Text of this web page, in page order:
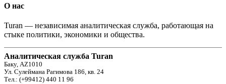
О нас
Turan — независимая аналитическая служба, работающая на
стыке политики, экономики и общества.
Аналитическая служба Turan
Баку, AZ1010
Ул. Сулеймана Рагимова 186, кв. 24
Тел.: (+99412) 440 11 96